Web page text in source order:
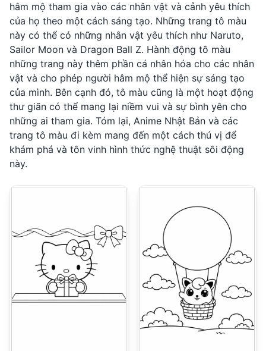
hâm mộ tham gia vào các nhân vật và cảnh yêu thích
của họ theo một cách sáng tạo. Những trang tô màu
này có thể có những nhân vật yêu thích như Naruto,
Sailor Moon và Dragon Ball Z. Hành động tô màu
những trang này thêm phần cá nhân hóa cho các nhân
vật và cho phép người hâm mộ thể hiện sự sáng tạo
của mình. Bên cạnh đó, tô màu cũng là một hoạt động
thư giãn có thể mang lại niềm vui và sự bình yên cho
những ai tham gia. Tóm lại, Anime Nhật Bản và các
trang tô màu đi kèm mang đến một cách thú vị để
khám phá và tôn vinh hình thức nghệ thuật sôi động
này.